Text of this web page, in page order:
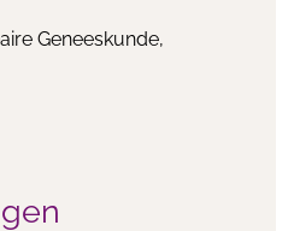
Geneeskunde,